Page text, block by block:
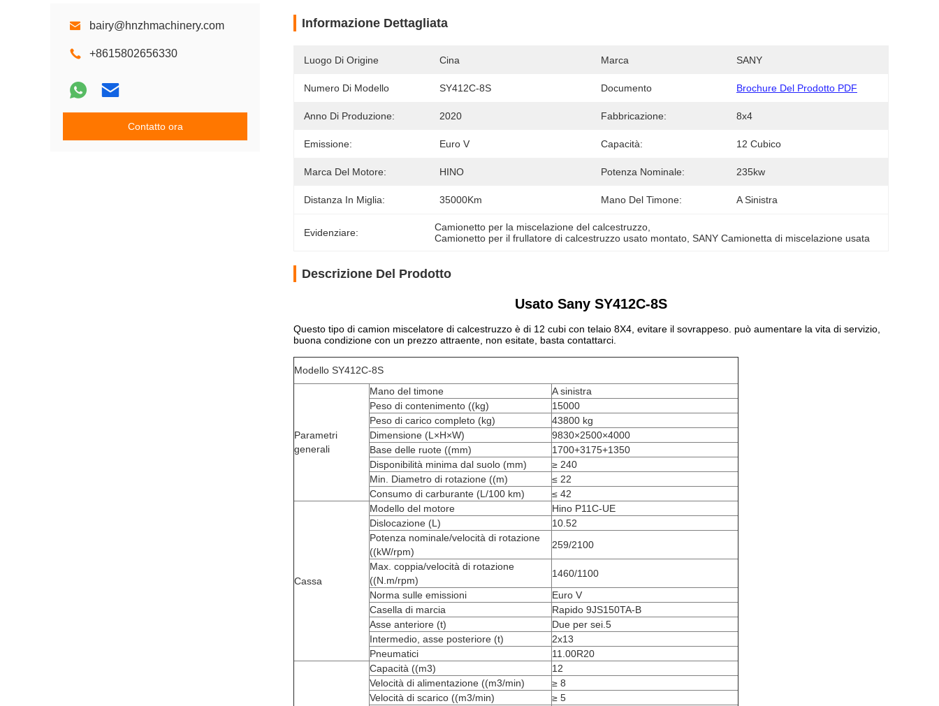
bairy@hnzhmachinery.com
+8615802656330
Contatto ora
Informazione Dettagliata
Luogo Di Origine Cina Marca SANY
Numero Di Modello SY412C-8S Documento Brochure Del Prodotto PDF
Anno Di Produzione: 2020 Fabbricazione: 8x4
Emissione: Euro V Capacità: 12 Cubico
Marca Del Motore: HINO Potenza Nominale: 235kw
Distanza In Miglia: 35000Km Mano Del Timone: A Sinistra
Evidenziare: Camionetto per la miscelazione del calcestruzzo
Camionetto per il frullatore di calcestruzzo usato montato , SANY Camionetta di miscelazione usata
Descrizione Del Prodotto
Usato Sany SY412C-8S
Questo tipo di camion miscelatore di calcestruzzo è di 12 cubi con telaio 8X4, evitare il sovrappeso. può aumentare la vita di servizio,
buona condizione con un prezzo attraente, non esitate, basta contattarci.
Modello SY412C-8S
Parametri
generali
Mano del timone
A sinistra
Peso di contenimento ((kg)
15000
Peso di carico completo (kg)
43800 kg
Dimensione (L×H×W)
9830×2500×4000
Base delle ruote ((mm)
1700+3175+1350
Disponibilità minima dal suolo (mm)
≥ 240
Min. Diametro di rotazione ((m)
≤ 22
Consumo di carburante (L/100 km)
≤ 42
Cassa
Modello del motore
Hino P11C-UE
Dislocazione (L)
10.52
Potenza nominale/velocità di rotazione
((kW/rpm)
259/2100
Max. coppia/velocità di rotazione
((N.m/rpm)
1460/1100
Norma sulle emissioni
Euro V
Casella di marcia
Rapido 9JS150TA-B
Asse anteriore (t)
Due per sei.5
Intermedio, asse posteriore (t)
2x13
Pneumatici
11.00R20
Capacità ((m3)
12
Velocità di alimentazione ((m3/min)
≥ 8
Velocità di scarico ((m3/min)
≥ 5